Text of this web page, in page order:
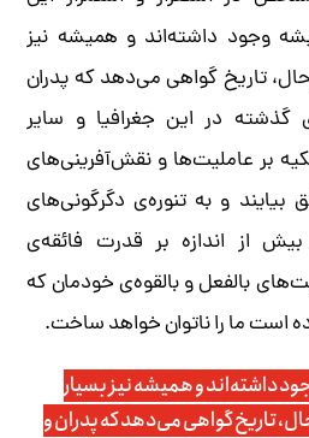
وجود داشته‌‌اند و همیشه نیز
تاریخ گواهی می‌دهد که پدران
گذشته در این جغرافیا و سایر
بر عاملیت‌ها و نقش‌آفرینی‌های
بیایند و به تنوره‌ی دگرگونی‌های
از اندازه بر قدرت فائقه‌ی
بالفعل و بالقوه‌ی خودمان که
است ما را ناتوان خواهد ساخت.
داشته‌‌اند و همیشه نیز بسیار
تاریخ گواهی می‌دهد که پدران و